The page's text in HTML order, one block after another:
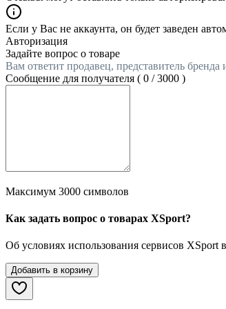
Если у Вас не аккаунта, он будет заведен
Авторизация
Задайте вопрос о товаре
Вам ответит продавец, представитель
Сообщение для получателя ( 0 /3000 )
Максимум 3000 символов
Как задать вопрос о товарах XSport?
Об условиях использования сервисов XSport
Добавить в корзину